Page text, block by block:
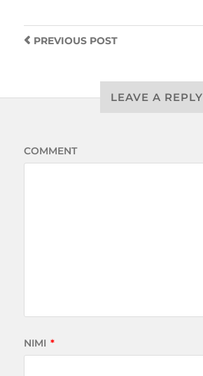
PREVIOUSPOST
LEAVE A REPLY
COMMENT
NIMI *